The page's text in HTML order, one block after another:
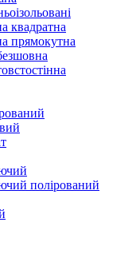
квадратна
прямокутна
полірований